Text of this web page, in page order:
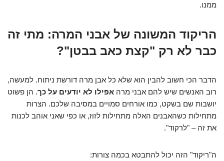
ממנו.
הריקוד המשונה של אבני המרה: מתי זה
כבר לא רק "קצת כאב בבטן"?
הדבר הכי חשוב להבין הוא שלא כל אבן מרה דורשת ניתוח. למעשה,
רוב האנשים שיש להם אבני מרה אפילו לא יודעים על כך. הן פשוט
יושבות שם בשקט, כמו אורחים סמויים במסיבה שלכם. הצרות
מתחילות כשהאבנים האלה מתחילות לזוז, או כפי שאני אוהב לכנות
את זה – "לרקוד".
ה"ריקוד" הזה יכול להתבטא בכמה צורות: